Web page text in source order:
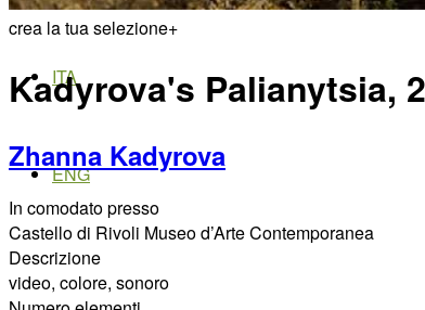
ITA
ENG
crea la tua selezione+
Kadyrova's Palianytsia,
Zhanna Kadyrova
In comodato presso
Castello di Rivoli Museo d’Arte Contemporanea
Descrizione
video, colore, sonoro